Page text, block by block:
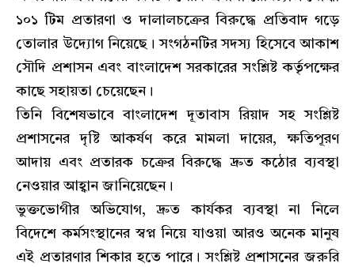
১০১ টিম প্রতারণা ও দালালচক্রের বিরুদ্ধে প্রতিবাদ গড়ে
তোলার উদ্যোগ নিয়েছে। সংগঠনটির সদস্য হিসেবে আকাশ
সৌদি প্রশাসন এবং বাংলাদেশ সরকারের সংশ্লিষ্ট কর্তৃপক্ষের
কাছে সহায়তা চেয়েছেন।
তিনি বিশেষভাবে বাংলাদেশ দূতাবাস রিয়াদ সহ সংশ্লিষ্ট
প্রশাসনের দৃষ্টি আকর্ষণ করে মামলা দায়ের, ক্ষতিপূরণ
আদায় এবং প্রতারক চক্রের বিরুদ্ধে দ্রুত কঠোর ব্যবস্থা
নেওয়ার আহ্বান জানিয়েছেন।
ভুক্তভোগীর অভিযোগ, দ্রুত কার্যকর ব্যবস্থা না নিলে
বিদেশে কর্মসংস্থানের স্বপ্ন নিয়ে যাওয়া আরও অনেক মানুষ
এই প্রতারণার শিকার হতে পারে। সংশ্লিষ্ট প্রশাসনের জরুরি